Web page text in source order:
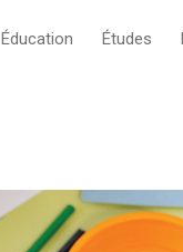
Éducation Études